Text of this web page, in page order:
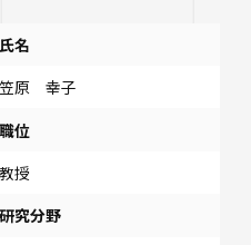
援歌
リシー
以前入学生）
AI教育プログラム
（ランゲージプラザi
氏名
笠原 幸子
職位
教授
研究分野